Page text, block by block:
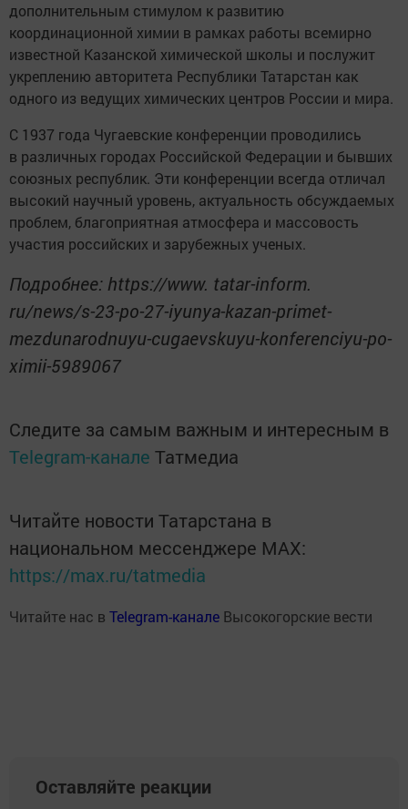
дополнительным стимулом к развитию
координационной химии в рамках работы всемирно
известной Казанской химической школы и послужит
укреплению авторитета Республики Татарстан как
одного из ведущих химических центров России и мира.
С 1937 года Чугаевские конференции проводились
в различных городах Российской Федерации и бывших
союзных республик. Эти конференции всегда отличал
высокий научный уровень, актуальность обсуждаемых
проблем, благоприятная атмосфера и массовость
участия российских и зарубежных ученых.
Подробнее: https://www. tatar-inform.
ru/news/s-23-po-27-iyunya-kazan-primet-
mezdunarodnuyu-cugaevskuyu-konferenciyu-po-
ximii-5989067
Следите за самым важным и интересным в
Telegram-канале Татмедиа
Читайте новости Татарстана в
национальном мессенджере MАХ:
https://max.ru/tatmedia
Читайте нас в Telegram-канале Высокогорские вести
Оставляйте реакции